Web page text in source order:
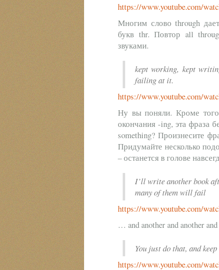
https://www.youtube.com/
Многим слово through
букв thr. Повтор all
звуками.
kept working, kept
failing at it.
https://www.youtube.com/
Ну вы поняли. Кроме
окончания -ing, эта фраза
something? Произнесите
Придумайте несколько
– останется в голове
I’ll write another book
many of them will fail
https://www.youtube.com/
… and another and another
You just do that, and
https://www.youtube.com/